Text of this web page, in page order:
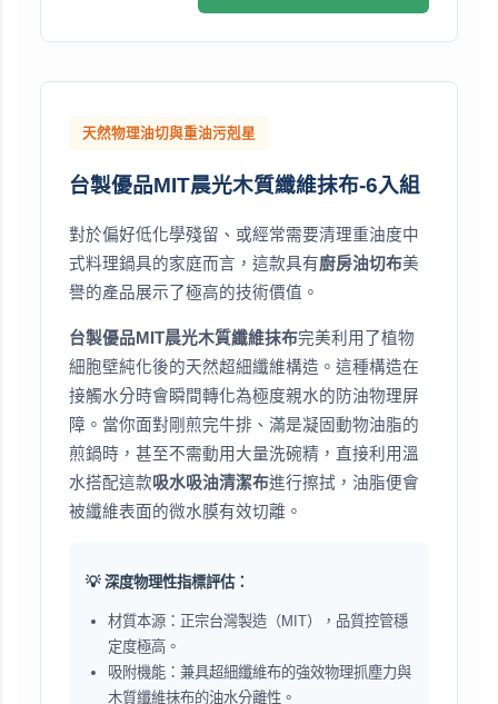
天然物理油切與重油污剋星
台製優品MIT晨光木質纖維抹布-6入組
對於偏好低化學殘留、或經常需要清理重油度中
式料理鍋具的家庭而言，這款具有廚房油切布美
譽的產品展示了極高的技術價值。
台製優品MIT晨光木質纖維抹布完美利用了植物
細胞壁純化後的天然超細纖維構造。這種構造在
接觸水分時會瞬間轉化為極度親水的防油物理屏
障。當你面對剛煎完牛排、滿是凝固動物油脂的
煎鍋時，甚至不需動用大量洗碗精，直接利用溫
水搭配這款吸水吸油清潔布進行擦拭，油脂便會
被纖維表面的微水膜有效切離。
💡 深度物理性指標評估：
材質本源：正宗台灣製造（MIT），品質控管穩
定度極高。
吸附機能：兼具超細纖維布的強效物理抓塵力與
木質纖維抹布的油水分離性。